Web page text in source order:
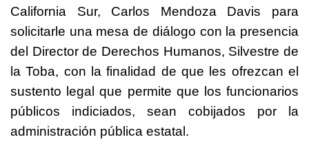
California Sur, Carlos Mendoza Davis para
solicitarle una mesa de diálogo con la presencia
del Director de Derechos Humanos, Silvestre de
la Toba, con la finalidad de que les ofrezcan el
sustento legal que permite que los funcionarios
públicos indiciados, sean cobijados por la
administración pública estatal.